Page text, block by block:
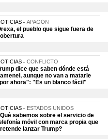
APAGÓN
el pueblo que sigue fuera de
CONFLICTO
dice que saben dónde está
aunque no van a matarle
ahora": "Es un blanco fácil"
ESTADOS UNIDOS
sabemos sobre el servicio de
móvil con marca propia que
lanzar Trump?